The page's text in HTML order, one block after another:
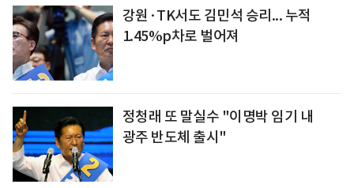
강원·TK서도 김민석 승리... 누적
1.45%p차로 벌어져
정청래 또 말실수 "이명박 임기 내
광주 반도체 출시"